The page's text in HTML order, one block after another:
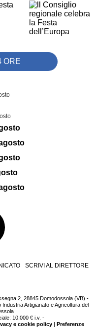
ORE
SCRIVI AL DIRETTORE
2, 28845 Domodossola (VB) -
Artigianato e Agricoltura del
10.000 € i.v. -
e cookie policy| Preferenze